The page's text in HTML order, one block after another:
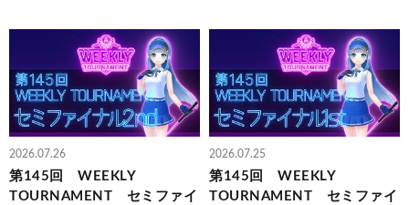
2026.07.26
第145回 WEEKLY
TOURNAMENT セミファイ
2026.07.25
第145回 WEEKLY
TOURNAMENT セミファイ